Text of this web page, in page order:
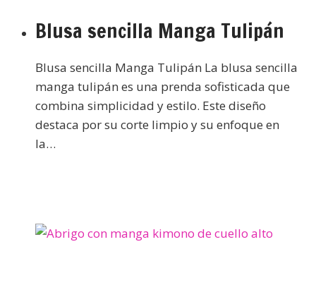
Blusa sencilla Manga Tulipán
Blusa sencilla Manga Tulipán La blusa sencilla
manga tulipán es una prenda sofisticada que
combina simplicidad y estilo. Este diseño
destaca por su corte limpio y su enfoque en
la…